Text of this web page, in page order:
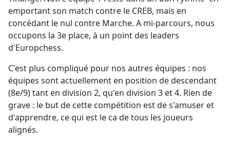
emportant son match contre le CREB, mais en
concédant le nul contre Marche. A mi-parcours, nous
occupons la 3e place, à un point des leaders
d'Europchess.
C'est plus compliqué pour nos autres équipes : nos
équipes sont actuellement en position de descendant
(8e/9) tant en division 2, qu'en division 3 et 4. Rien de
grave : le but de cette compétition est de s'amuser et
d'apprendre, ce qui est le ca de tous les joueurs
alignés.